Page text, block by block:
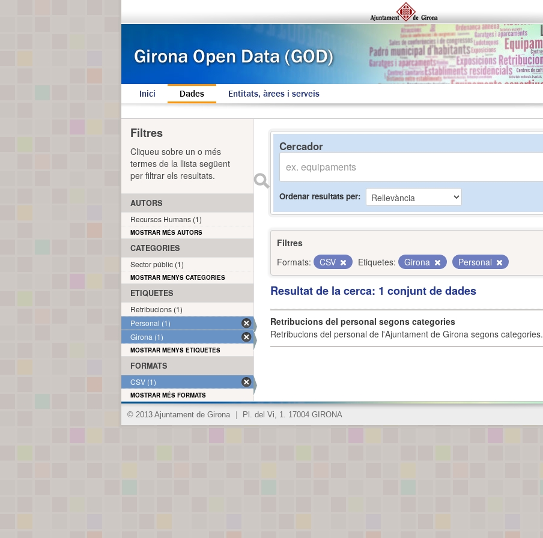
Inici Dades Entitats, àrees i serveis
Cercador
Ordenar resultats per
Filtres
Formats:
CSV Etiquetes: Girona Personal
Resultat de la cerca: 1 conjunt de dades
Retribucions del personal segons categories
Retribucions del personal de l'Ajuntament de Girona segons categories.
Filtres
Cliqueu sobre un o més
termes de la llista següent
per filtrar els resultats.
AUTORS
Recursos Humans (1)
MOSTRAR MÉS AUTORS
CATEGORIES
Sector públic (1)
MOSTRAR MENYS CATEGORIES
ETIQUETES
Retribucions (1)
Personal (1)
Girona (1)
MOSTRAR MENYS ETIQUETES
FORMATS
CSV (1)
MOSTRAR MÉS FORMATS
© 2013 Ajuntament de Girona Pl. del Vi, 1. 17004 GIRONA